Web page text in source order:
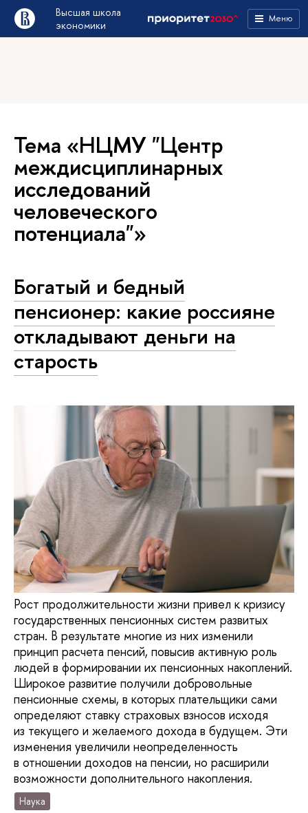
Высшая школа
экономики
Меню
Тема «НЦМУ "Центр
междисциплинарных
исследований
человеческого
потенциала"»
Богатый и бедный
пенсионер: какие россияне
откладывают деньги на
старость
Рост продолжительности жизни привел к кризису
государственных пенсионных систем развитых
стран. В результате многие из них изменили
принцип расчета пенсий, повысив активную роль
людей в формировании их пенсионных накоплений.
Широкое развитие получили добровольные
пенсионные схемы, в которых плательщики сами
определяют ставку страховых взносов исходя
из текущего и желаемого дохода в будущем. Эти
изменения увеличили неопределенность
в отношении доходов на пенсии, но расширили
возможности дополнительного накопления.
Наука